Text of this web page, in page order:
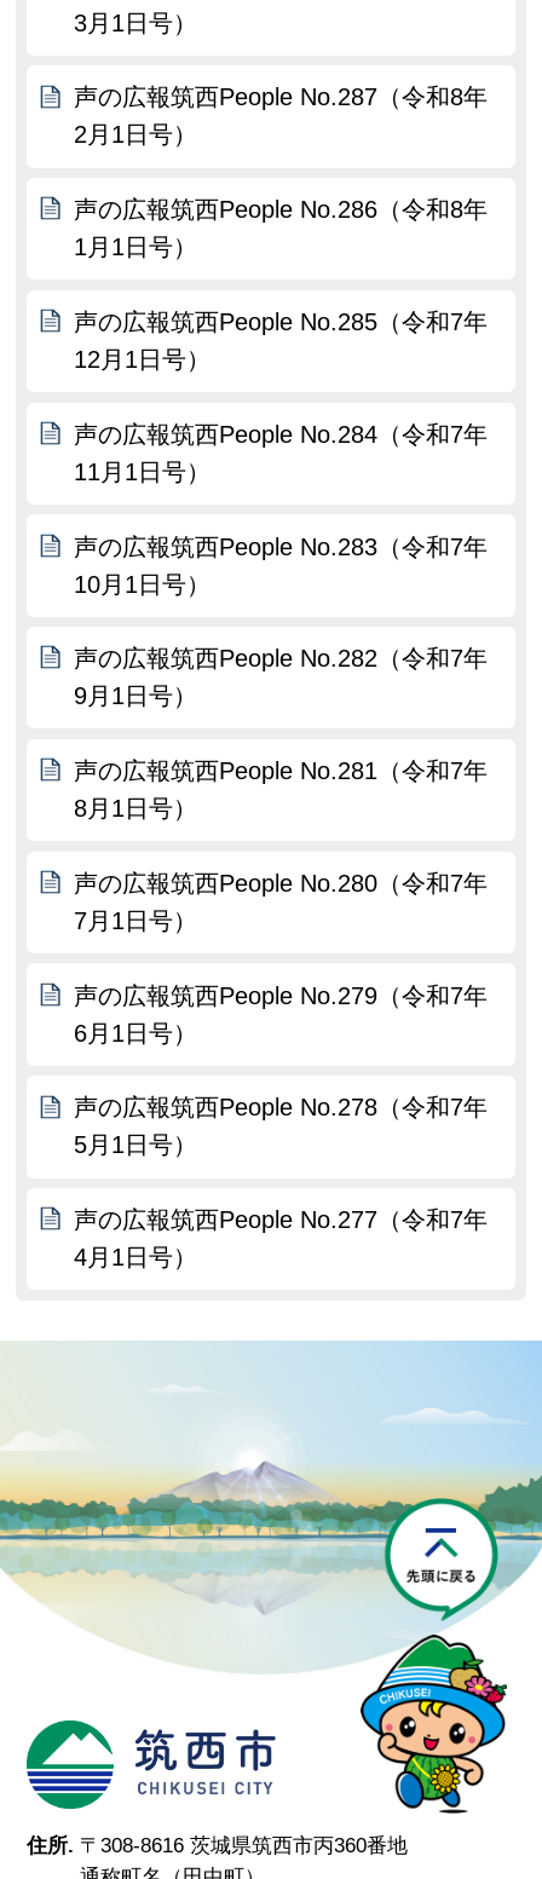
3月1日号）
声の広報筑西People No.287（令和8年
2月1日号）
声の広報筑西People No.286（令和8年
1月1日号）
声の広報筑西People No.285（令和7年
12月1日号）
声の広報筑西People No.284（令和7年
11月1日号）
声の広報筑西People No.283（令和7年
10月1日号）
声の広報筑西People No.282（令和7年
9月1日号）
声の広報筑西People No.281（令和7年
8月1日号）
声の広報筑西People No.280（令和7年
7月1日号）
声の広報筑西People No.279（令和7年
6月1日号）
声の広報筑西People No.278（令和7年
5月1日号）
声の広報筑西People No.277（令和7年
4月1日号）
筑西市
住所. 〒308-8616 茨城県筑西市丙360番地